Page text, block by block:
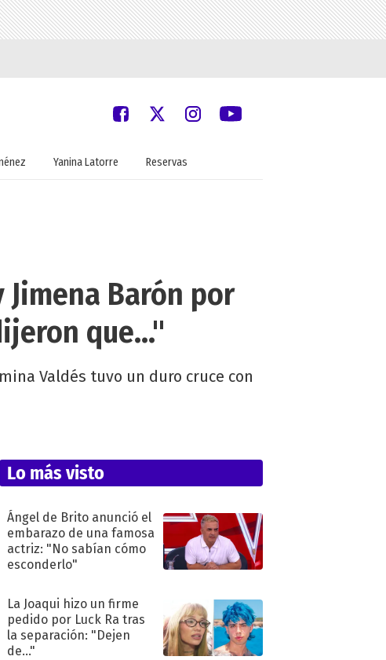
Yanina Latorre Reservas
Barón por
que..."
Valdés tuvo un duro cruce con
Lo más visto
Ángel de Brito anunció el
embarazo de una famosa
actriz: "No sabían cómo
esconderlo"
La Joaqui hizo un firme
pedido por Luck Ra tras
la separación: "Dejen
de..."